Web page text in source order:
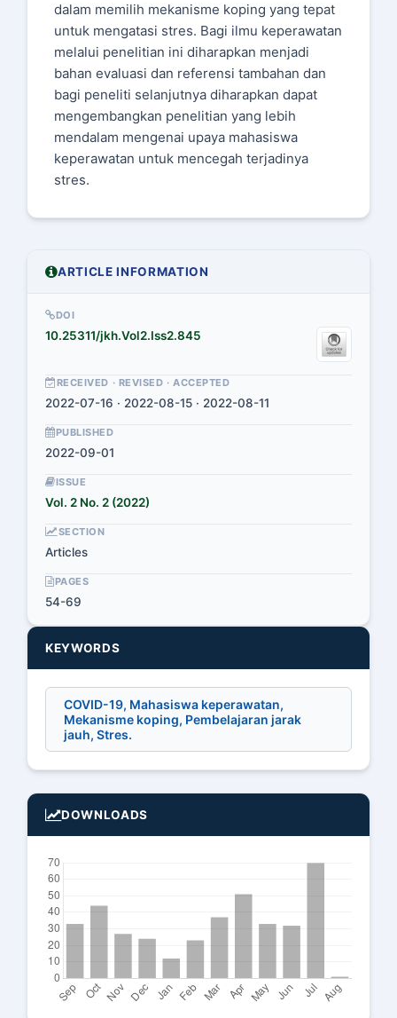
dalam memilih mekanisme koping yang tepat
untuk mengatasi stres. Bagi ilmu keperawatan
melalui penelitian ini diharapkan menjadi
bahan evaluasi dan referensi tambahan dan
bagi peneliti selanjutnya diharapkan dapat
mengembangkan penelitian yang lebih
mendalam mengenai upaya mahasiswa
keperawatan untuk mencegah terjadinya
stres.
ARTICLE INFORMATION
DOI
10.25311/jkh.Vol2.Iss2.845
RECEIVED · REVISED · ACCEPTED
2022-07-16 · 2022-08-15 · 2022-08-11
PUBLISHED
2022-09-01
ISSUE
Vol. 2 No. 2 (2022)
SECTION
Articles
PAGES
54-69
KEYWORDS
COVID-19, Mahasiswa keperawatan,
Mekanisme koping, Pembelajaran jarak
jauh, Stres.
DOWNLOADS